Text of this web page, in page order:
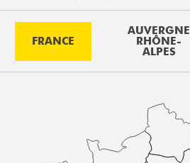
FRANCE
AUVERGNE
RHÔNE-
ALPES